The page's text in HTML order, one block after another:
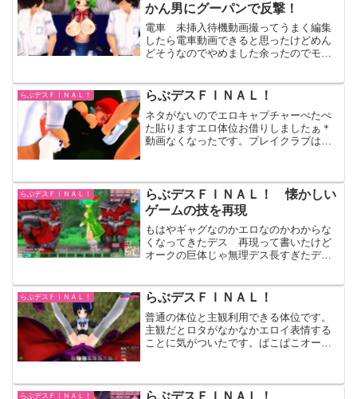
かん男にグーパンで反撃！
電車 未挿入待機動画撮ってうまく編集
したら電車動画できると思ったけどめん
どそうなのでやめました余ったのでモザ
もはおっぱい出してます 制服もいい
ね！
らぶデスＦＩＮＡＬ！ らぶデスＦＩＮＡＬ！
ネタがないのでエロキャプチャーぺたぺ
た貼りますエロ体位お借りしましたぁ＊
動画なくなったです。プレイクラブは買
ったような内容になるので...
らぶデスＦＩＮＡＬ！
らぶデスＦＩＮＡＬ！ 懐かしい
ゲームの技を再現
もはやギャグなのかエロなのかわからな
くなってきたデス 再現って書いたけど
オークの巨体じゃ無理デス長すぎたデ
りしました。動画消えました。ドラゴン
アカデミーぷらす
らぶデスＦＩＮＡＬ！ らぶデスＦＩＮＡＬ！
普通の体位と主観利用できる体位です。
主観だとロタがなかなかエロイ表情する
ことに気がついたです。ぱこぱこオーク
らぶデスＦＩＮＡＬ！ らぶデスＦＩＮＡＬ！